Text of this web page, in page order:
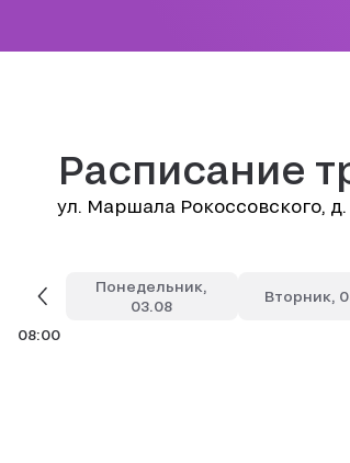
Расписание
ул. Маршала Рокоссовского, д.
08:00
Понедельник,
03.08
Вторник,